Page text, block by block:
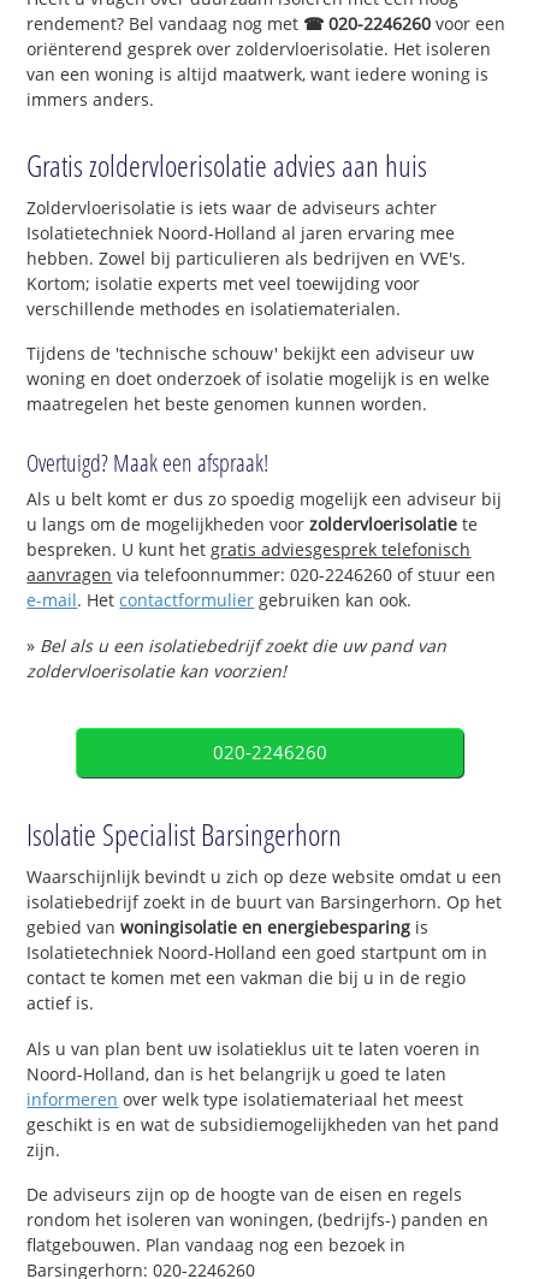
rendement? Bel vandaag nog met ☎ 020-2246260 voor een
oriënterend gesprek over zoldervloerisolatie. Het isoleren
van een woning is altijd maatwerk, want iedere woning is
immers anders.
Gratis zoldervloerisolatie advies aan huis
Zoldervloerisolatie is iets waar de adviseurs achter
Isolatietechniek Noord-Holland al jaren ervaring mee
hebben. Zowel bij particulieren als bedrijven en VVE's.
Kortom; isolatie experts met veel toewijding voor
verschillende methodes en isolatiematerialen.
Tijdens de 'technische schouw' bekijkt een adviseur uw
woning en doet onderzoek of isolatie mogelijk is en welke
maatregelen het beste genomen kunnen worden.
Overtuigd? Maak een afspraak!
Als u belt komt er dus zo spoedig mogelijk een adviseur bij
u langs om de mogelijkheden voorzoldervloerisolatie te
bespreken. U kunt hetgratis adviesgesprek telefonisch
aanvragen via telefoonnummer: 020-2246260 of stuur een
e-mail. Hetcontactformulier gebruiken kan ook.
» Bel als u een isolatiebedrijf zoekt die uw pand van
zoldervloerisolatie kan voorzien!
020-2246260
Isolatie Specialist Barsingerhorn
Waarschijnlijk bevindt u zich op deze website omdat u een
isolatiebedrijf zoekt in de buurt van Barsingerhorn. Op het
gebied vanwoningisolatie en energiebesparing is
Isolatietechniek Noord-Holland een goed startpunt om in
contact te komen met een vakman die bij u in de regio
actief is.
Als u van plan bent uw isolatieklus uit te laten voeren in
Noord-Holland, dan is het belangrijk u goed te laten
informeren over welk type isolatiemateriaal het meest
geschikt is en wat de subsidiemogelijkheden van het pand
zijn.
De adviseurs zijn op de hoogte van de eisen en regels
rondom het isoleren van woningen, (bedrijfs-) panden en
flatgebouwen. Plan vandaag nog een bezoek in
Barsingerhorn: 020-2246260